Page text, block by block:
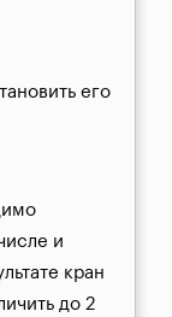
его
и
кран
до 2